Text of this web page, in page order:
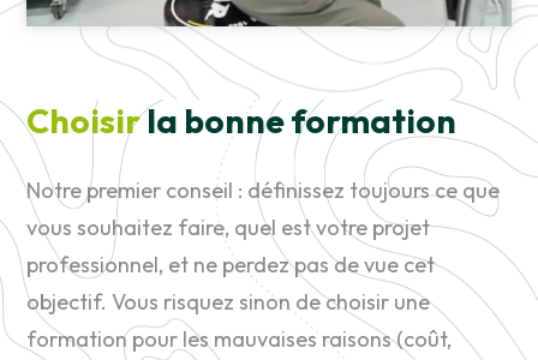
Choisirla bonne formation
Notre premier conseil : définissez toujours ce que
vous souhaitez faire, quel est votre projet
professionnel, et ne perdez pas de vue cet
objectif. Vous risquez sinon de choisir une
formation pour les mauvaises raisons (coût,